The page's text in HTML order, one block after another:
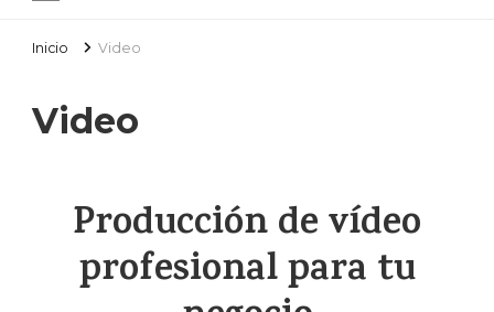
Inicio Video
Video
Producción de vídeo
profesional para tu